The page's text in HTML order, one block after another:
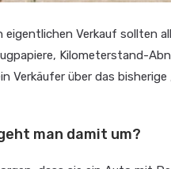
eigentlichen Verkauf sollten
Kilometerstand-
Verkäufer über das
man damit um?